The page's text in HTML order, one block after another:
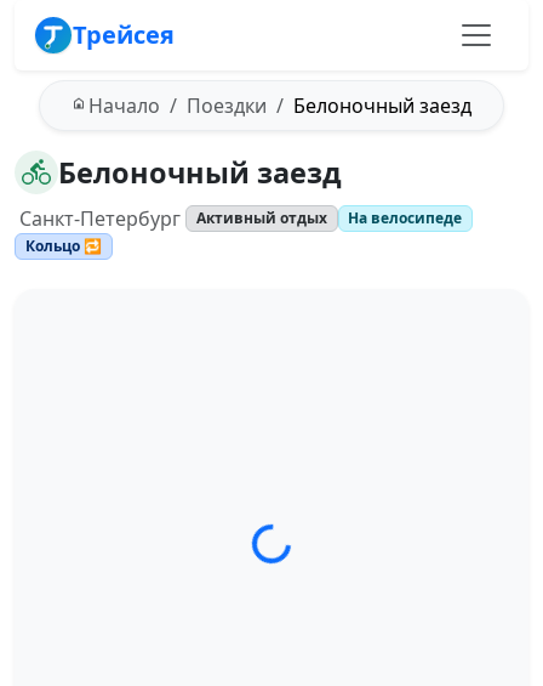
Трейсея
Начало Поездки Белоночный заезд
Белоночный заезд
Санкт-Петербург Активный отдых
На велосипеде
Кольцо 🔁
Загрузка трека...